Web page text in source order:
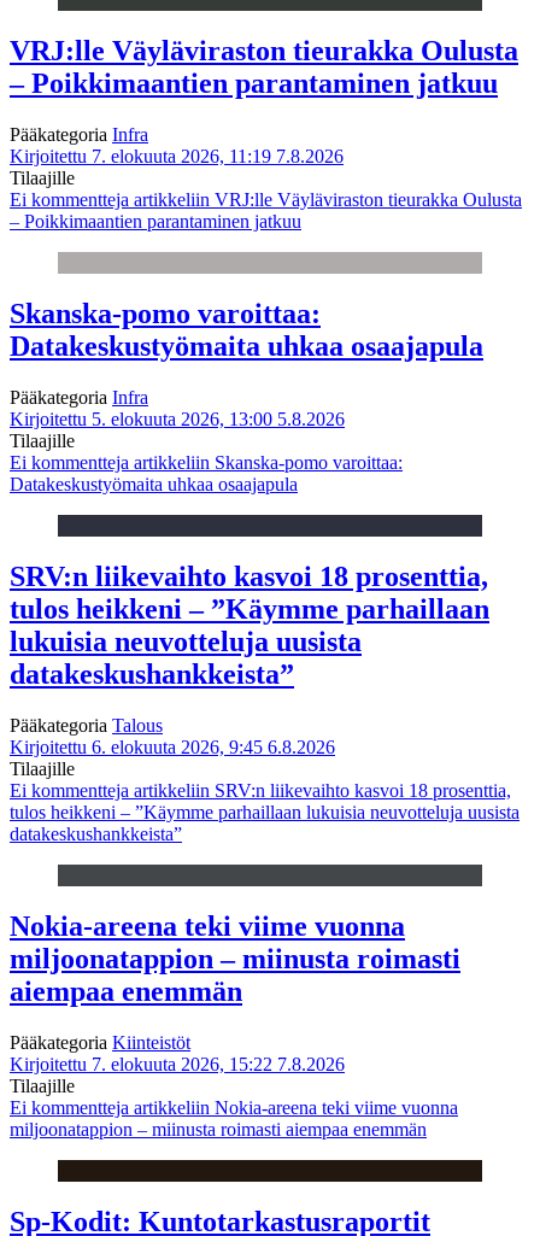
VRJ:lle Väyläviraston tieurakka Oulusta
– Poikkimaantien parantaminen jatkuu
Pääkategoria Infra
Kirjoitettu 7. elokuuta 2026, 11:19 7.8.2026
Tilaajille
Ei kommentteja artikkeliin VRJ:lle Väyläviraston tieurakka Oulusta
– Poikkimaantien parantaminen jatkuu
Skanska-pomo varoittaa:
Datakeskustyömaita uhkaa osaajapula
Pääkategoria Infra
Kirjoitettu 5. elokuuta 2026, 13:00 5.8.2026
Tilaajille
Ei kommentteja artikkeliin Skanska-pomo varoittaa:
Datakeskustyömaita uhkaa osaajapula
SRV:n liikevaihto kasvoi 18 prosenttia,
tulos heikkeni – ”Käymme parhaillaan
lukuisia neuvotteluja uusista
datakeskushankkeista”
Pääkategoria Talous
Kirjoitettu 6. elokuuta 2026, 9:45 6.8.2026
Tilaajille
Ei kommentteja artikkeliin SRV:n liikevaihto kasvoi 18 prosenttia,
tulos heikkeni – ”Käymme parhaillaan lukuisia neuvotteluja uusista
datakeskushankkeista”
Nokia-areena teki viime vuonna
miljoonatappion – miinusta roimasti
aiempaa enemmän
Pääkategoria Kiinteistöt
Kirjoitettu 7. elokuuta 2026, 15:22 7.8.2026
Tilaajille
Ei kommentteja artikkeliin Nokia-areena teki viime vuonna
miljoonatappion – miinusta roimasti aiempaa enemmän
Sp-Kodit: Kuntotarkastusraportit